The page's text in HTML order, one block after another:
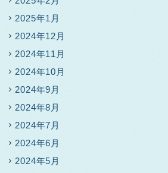
2025年1月
2024年12月
2024年11月
2024年10月
2024年9月
2024年8月
2024年7月
2024年6月
2024年5月